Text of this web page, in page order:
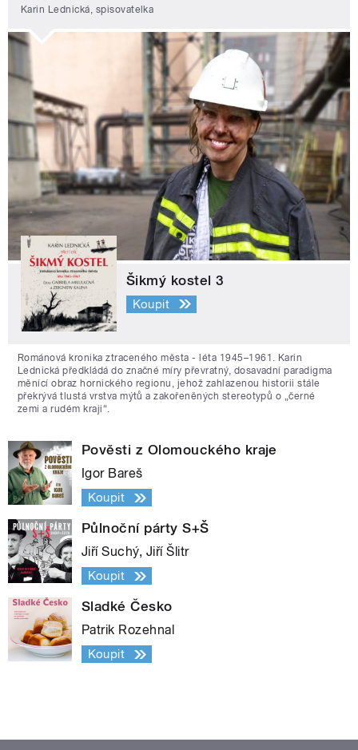
Karin Lednická, spisovatelka
Šikmý kostel 3
Koupit
Románová kronika ztraceného města - léta 1945–1961. Karin
Lednická předkládá do značné míry převratný, dosavadní paradigma
měnící obraz hornického regionu, jehož zahlazenou historii stále
překrývá tlustá vrstva mýtů a zakořeněných stereotypů o „černé
zemi a rudém kraji“.
Pověsti z Olomouckého kraje
Igor Bareš
Koupit
Půlnoční párty S+Š
Jiří Suchý, Jiří Šlitr
Koupit
Sladké Česko
Patrik Rozehnal
Koupit